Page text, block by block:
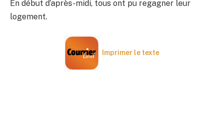
En début d’après-midi, tous ont pu regagner leur
logement.
Imprimer le texte